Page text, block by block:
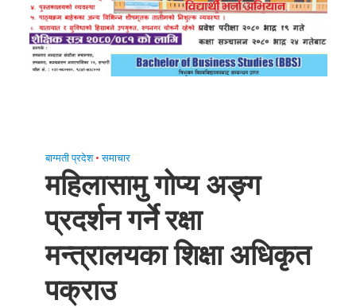
बाग्मती प्रदेश • समाचार
महिलासामु गोप्य अङ्ग
प्रदर्शन गर्ने रक्षा
मन्त्रालयका शिक्षा अधिकृत
पक्राउ